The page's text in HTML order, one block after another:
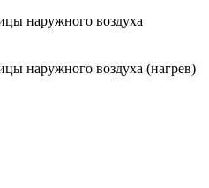
наружного воздуха
наружного воздуха (нагрев)